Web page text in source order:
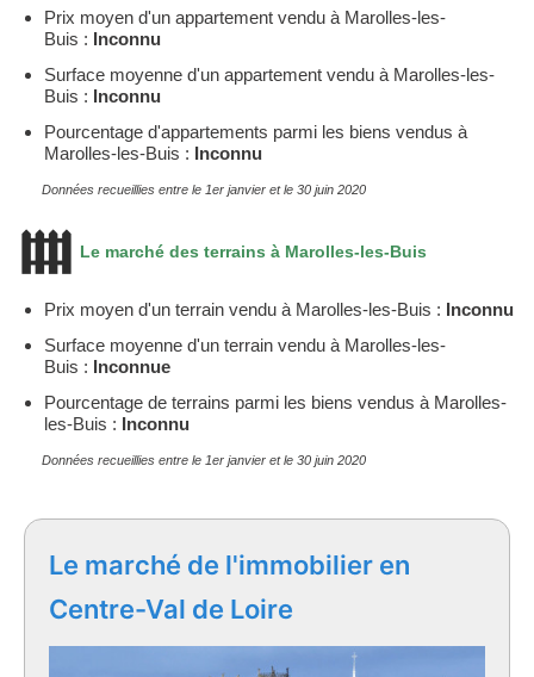
Prix moyen d'un appartement vendu à Marolles-les-
Buis : Inconnu
Surface moyenne d'un appartement vendu à Marolles-les-
Buis : Inconnu
Pourcentage d'appartements parmi les biens vendus à
Marolles-les-Buis : Inconnu
Données recueillies entre le 1er janvier et le 30 juin 2020
Le marché des terrains à Marolles-les-Buis
Prix moyen d'un terrain vendu à Marolles-les-Buis : Inconnu
Surface moyenne d'un terrain vendu à Marolles-les-
Buis : Inconnue
Pourcentage de terrains parmi les biens vendus à Marolles-
les-Buis : Inconnu
Données recueillies entre le 1er janvier et le 30 juin 2020
Le marché de l'immobilier en
Centre-Val de Loire